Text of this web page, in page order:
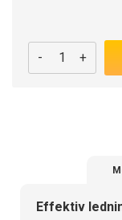
- +
Effektiv